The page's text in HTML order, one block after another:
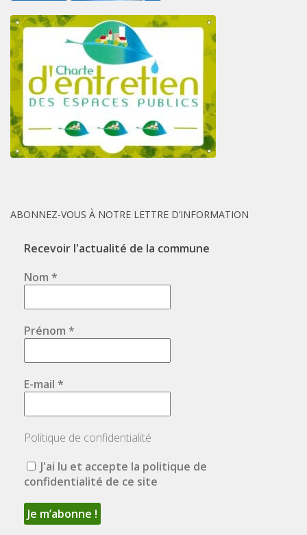
ABONNEZ-VOUS À NOTRE LETTRE D’INFORMATION
Recevoir l'actualité de la commune
Nom *
Prénom *
E-mail *
Politique de confidentialité
J'ai lu et accepte la politique de
confidentialité de ce site